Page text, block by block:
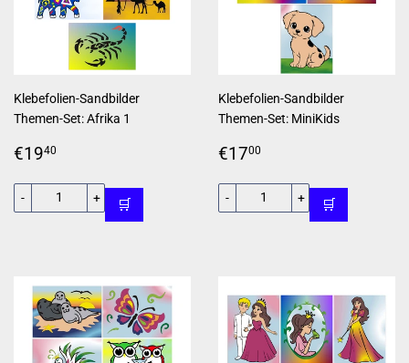
Klebefolien-Sandbilder
Themen-Set: Afrika 1
Normaler
€1940
+
- 🛒
Klebefolien-Sandbilder
Themen-Set: MiniKids
Normaler
€1700
+
- 🛒